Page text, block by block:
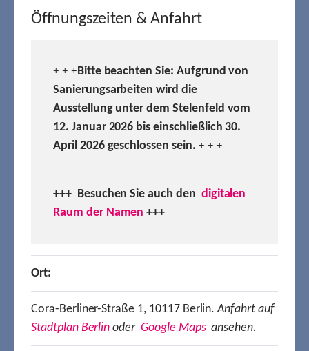
Öffnungszeiten & Anfahrt
+ + +Bitte beachten Sie: Aufgrund von
Sanierungsarbeiten wird die
Ausstellung unter dem Stelenfeld vom
12. Januar 2026 bis einschließlich 30.
April 2026 geschlossen sein. + + +
+++ Besuchen Sie auch den digitalen
Raum der Namen +++
Ort:
Cora-Berliner-Straße 1, 10117 Berlin.Anfahrt auf
Stadtplan Berlin oder Google Mapsansehen.